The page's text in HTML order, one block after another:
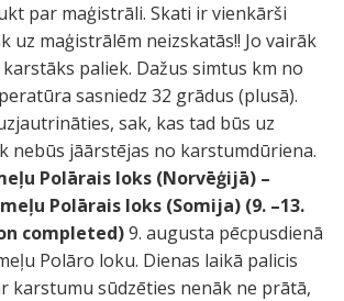
par maģistrāli. Skati ir vienkārši
uz maģistrālēm neizskatās!! Jo vairāk
paliek. Dažus simtus km no
sasniedz 32 grādus (plusā).
sak, kas tad būs uz
nebūs jāārstējas no karstumdūriena.
Polārais loks (Norvēģijā) –
Polārais loks (Somija) (9. –13.
completed)9. augusta pēcpusdienā
Polāro loku. Dienas laikā palicis
karstumu sūdzēties nenāk ne prātā,